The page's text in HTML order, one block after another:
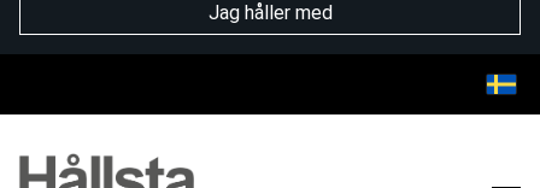
Jag håller med